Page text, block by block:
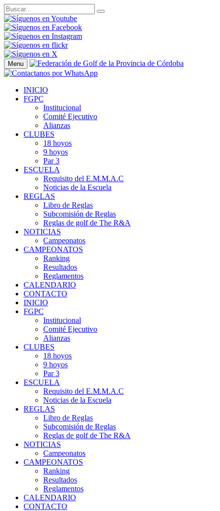
Menu
INICIO
FGPC
Institucional
Comité Ejecutivo
Alianzas
CLUBES
18 hoyos
9 hoyos
Par 3
ESCUELA
Requisito del E.M.M.A.C
Noticias de la Escuela
REGLAS
Libro de Reglas
Subcomisión de Reglas
Reglas de golf de The R&A
NOTICIAS
Campeonatos
CAMPEONATOS
Ranking
Resultados
Reglamentos
CALENDARIO
CONTACTO
INICIO
FGPC
Institucional
Comité Ejecutivo
Alianzas
CLUBES
18 hoyos
9 hoyos
Par 3
ESCUELA
Requisito del E.M.M.A.C
Noticias de la Escuela
REGLAS
Libro de Reglas
Subcomisión de Reglas
Reglas de golf de The R&A
NOTICIAS
Campeonatos
CAMPEONATOS
Ranking
Resultados
Reglamentos
CALENDARIO
CONTACTO